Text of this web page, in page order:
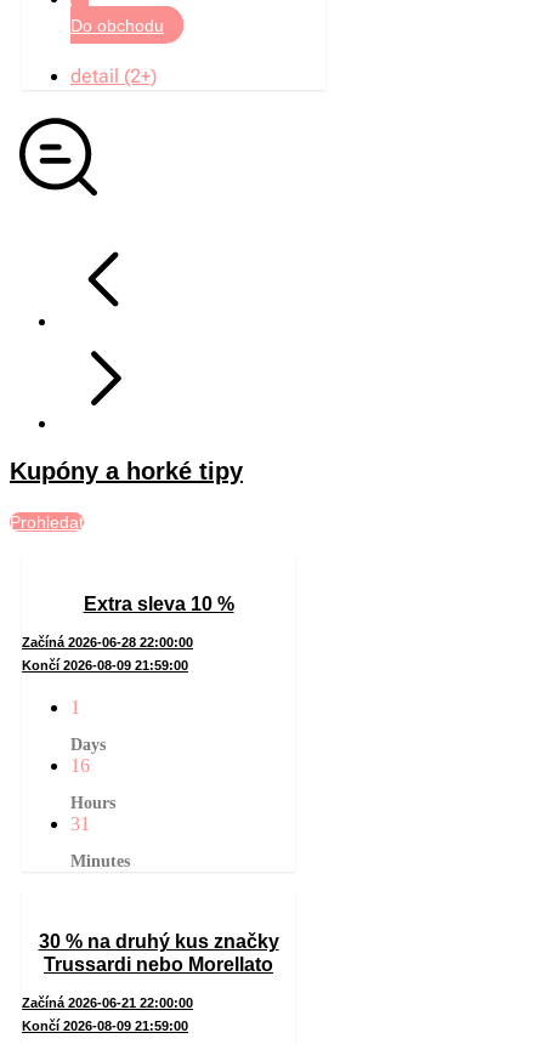
Do obchodu
detail (2+)
Kupóny a horké tipy
Prohledat
Extra sleva 10 %
Začíná 2026-06-28 22:00:00
Končí 2026-08-09 21:59:00
1
Days
16
Hours
31
Minutes
30 % na druhý kus značky
Trussardi nebo Morellato
Začíná 2026-06-21 22:00:00
Končí 2026-08-09 21:59:00